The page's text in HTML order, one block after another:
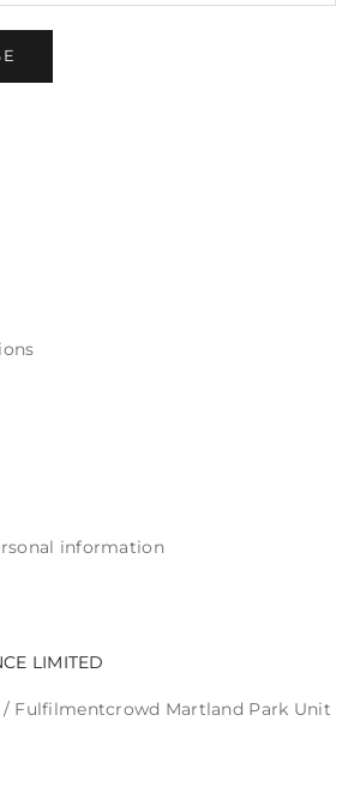
information
LIMITED
/ Fulfilmentcrowd Martland Park Unit